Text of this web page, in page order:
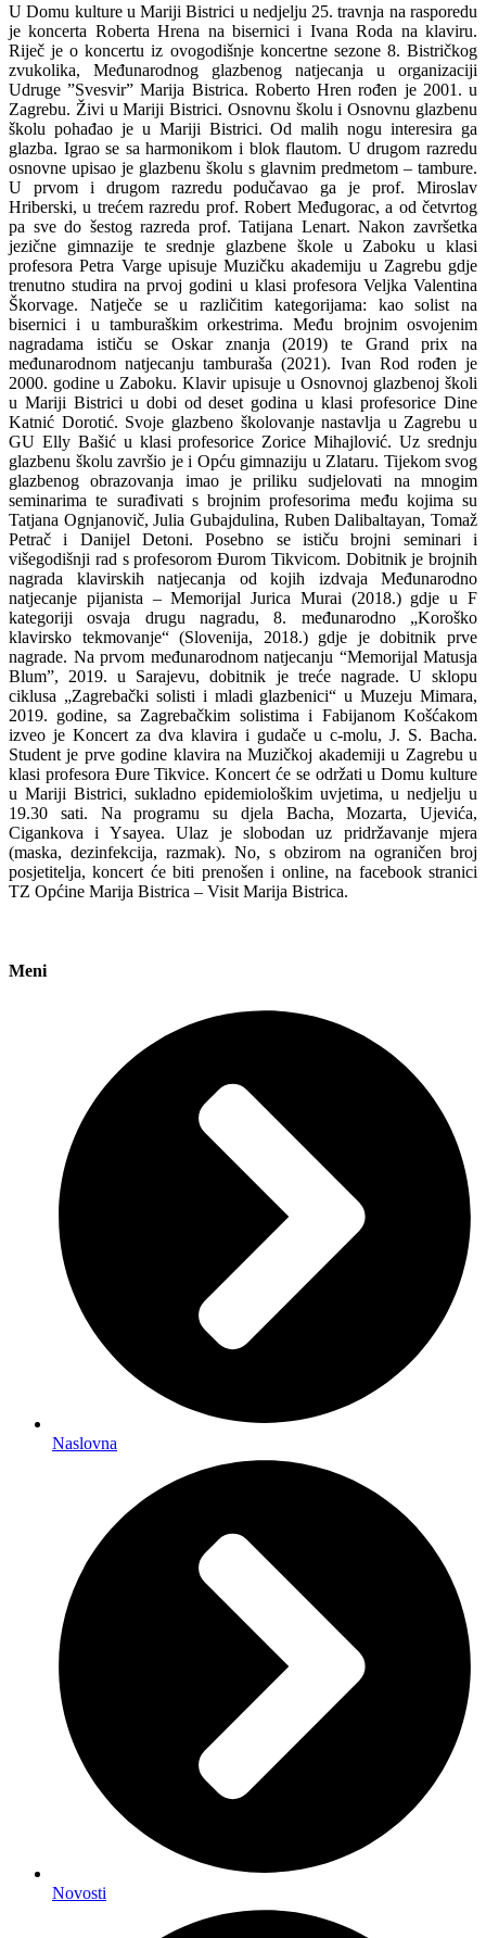
U Domu kulture u Mariji Bistrici u nedjelju 25. travnja na rasporedu
je koncerta Roberta Hrena na bisernici i Ivana Roda na klaviru.
Riječ je o koncertu iz ovogodišnje koncertne sezone 8. Bistričkog
zvukolika, Međunarodnog glazbenog natjecanja u organizaciji
Udruge ”Svesvir” Marija Bistrica. Roberto Hren rođen je 2001. u
Zagrebu. Živi u Mariji Bistrici. Osnovnu školu i Osnovnu glazbenu
školu pohađao je u Mariji Bistrici. Od malih nogu interesira ga
glazba. Igrao se sa harmonikom i blok flautom. U drugom razredu
osnovne upisao je glazbenu školu s glavnim predmetom – tambure.
U prvom i drugom razredu podučavao ga je prof. Miroslav
Hriberski, u trećem razredu prof. Robert Međugorac, a od četvrtog
pa sve do šestog razreda prof. Tatijana Lenart. Nakon završetka
jezične gimnazije te srednje glazbene škole u Zaboku u klasi
profesora Petra Varge upisuje Muzičku akademiju u Zagrebu gdje
trenutno studira na prvoj godini u klasi profesora Veljka Valentina
Škorvage. Natječe se u različitim kategorijama: kao solist na
bisernici i u tamburaškim orkestrima. Među brojnim osvojenim
nagradama ističu se Oskar znanja (2019) te Grand prix na
međunarodnom natjecanju tamburaša (2021). Ivan Rod rođen je
2000. godine u Zaboku. Klavir upisuje u Osnovnoj glazbenoj školi
u Mariji Bistrici u dobi od deset godina u klasi profesorice Dine
Katnić Dorotić. Svoje glazbeno školovanje nastavlja u Zagrebu u
GU Elly Bašić u klasi profesorice Zorice Mihajlović. Uz srednju
glazbenu školu završio je i Opću gimnaziju u Zlataru. Tijekom svog
glazbenog obrazovanja imao je priliku sudjelovati na mnogim
seminarima te surađivati s brojnim profesorima među kojima su
Tatjana Ognjanovič, Julia Gubajdulina, Ruben Dalibaltayan, Tomaž
Petrač i Danijel Detoni. Posebno se ističu brojni seminari i
višegodišnji rad s profesorom Đurom Tikvicom. Dobitnik je brojnih
nagrada klavirskih natjecanja od kojih izdvaja Međunarodno
natjecanje pijanista – Memorijal Jurica Murai (2018.) gdje u F
kategoriji osvaja drugu nagradu, 8. međunarodno „Koroško
klavirsko tekmovanje“ (Slovenija, 2018.) gdje je dobitnik prve
nagrade. Na prvom međunarodnom natjecanju “Memorijal Matusja
Blum”, 2019. u Sarajevu, dobitnik je treće nagrade. U sklopu
ciklusa „Zagrebački solisti i mladi glazbenici“ u Muzeju Mimara,
2019. godine, sa Zagrebačkim solistima i Fabijanom Košćakom
izveo je Koncert za dva klavira i gudače u c-molu, J. S. Bacha.
Student je prve godine klavira na Muzičkoj akademiji u Zagrebu u
klasi profesora Đure Tikvice. Koncert će se održati u Domu kulture
u Mariji Bistrici, sukladno epidemiološkim uvjetima, u nedjelju u
19.30 sati. Na programu su djela Bacha, Mozarta, Ujevića,
Cigankova i Ysayea. Ulaz je slobodan uz pridržavanje mjera
(maska, dezinfekcija, razmak). No, s obzirom na ograničen broj
posjetitelja, koncert će biti prenošen i online, na facebook stranici
TZ Općine Marija Bistrica – Visit Marija Bistrica.
Meni
Naslovna
Novosti